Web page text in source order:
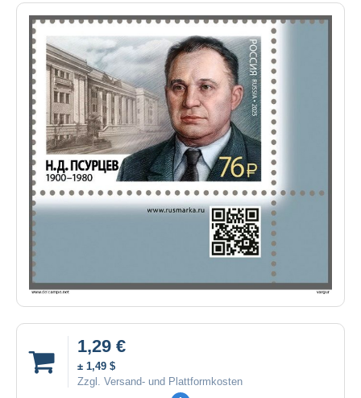
1,29 €
± 1,49 $
Zzgl. Versand- und Plattformkosten